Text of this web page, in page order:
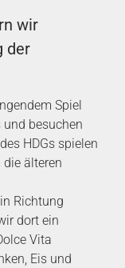
wir
der
Spiel
besuchen
HDGs spielen
älteren
Richtung
dort ein
Vita
Eis und